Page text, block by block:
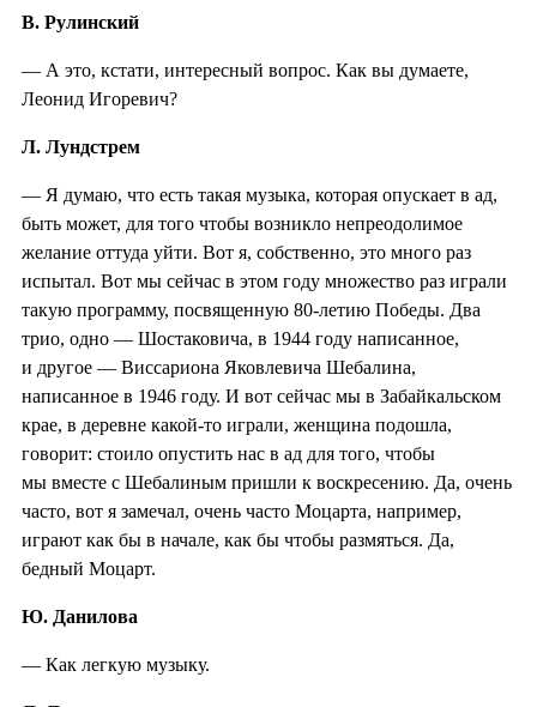
В. Рулинский
— А это, кстати, интересный вопрос. Как вы думаете,
Леонид Игоревич?
Л. Лундстрем
— Я думаю, что есть такая музыка, которая опускает в ад,
быть может, для того чтобы возникло непреодолимое
желание оттуда уйти. Вот я, собственно, это много раз
испытал. Вот мы сейчас в этом году множество раз играли
такую программу, посвященную 80-летию Победы. Два
трио, одно — Шостаковича, в 1944 году написанное,
и другое — Виссариона Яковлевича Шебалина,
написанное в 1946 году. И вот сейчас мы в Забайкальском
крае, в деревне какой-то играли, женщина подошла,
говорит: стоило опустить нас в ад для того, чтобы
мы вместе с Шебалиным пришли к воскресению. Да, очень
часто, вот я замечал, очень часто Моцарта, например,
играют как бы в начале, как бы чтобы размяться. Да,
бедный Моцарт.
Ю. Данилова
— Как легкую музыку.